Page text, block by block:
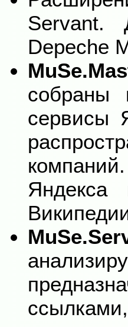
Servant.
Depeche
собраны
сервисы